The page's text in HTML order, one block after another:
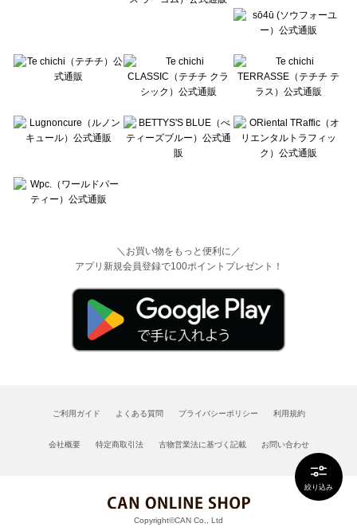
絞り込み
＼お買い物をもっと便利に／
アプリ新規会員登録で100ポイントプレゼント！
ご利用ガイド よくある質問 プライバシーポリシー 利用規約
会社概要 特定商取引法 古物営業法に基づく記載 お問い合わせ
Copyright©CAN Co., Ltd